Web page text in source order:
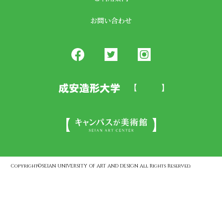
お問い合わせ
Copyright©SEIAN UNIVERSITY OF ART AND DESIGN All Rights Reserved.